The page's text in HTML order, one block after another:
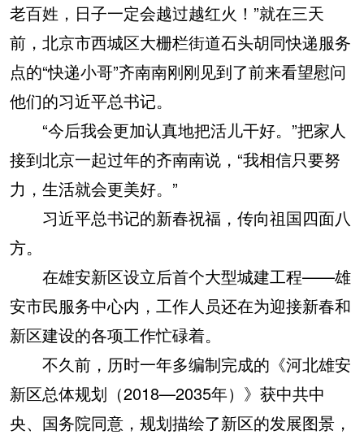
老百姓，日子一定会越过越红火！”就在三天
前，北京市西城区大栅栏街道石头胡同快递服务
点的“快递小哥”齐南南刚刚见到了前来看望慰问
他们的习近平总书记。
“今后我会更加认真地把活儿干好。”把家人
接到北京一起过年的齐南南说，“我相信只要努
力，生活就会更美好。”
习近平总书记的新春祝福，传向祖国四面八
方。
在雄安新区设立后首个大型城建工程——雄
安市民服务中心内，工作人员还在为迎接新春和
新区建设的各项工作忙碌着。
不久前，历时一年多编制完成的《河北雄安
新区总体规划（2018—2035年）》获中共中
央、国务院同意，规划描绘了新区的发展图景，